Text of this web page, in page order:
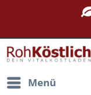
Menü